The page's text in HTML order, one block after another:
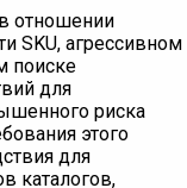
отношении
SKU, агрессивном
поиске
для
риска
этого
для
каталогов,